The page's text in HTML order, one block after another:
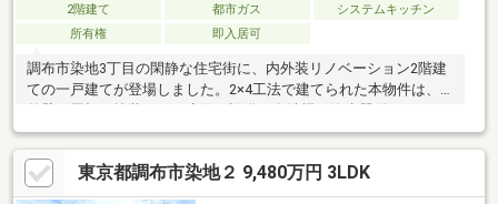
2階建て 都市ガス
システムキッチン
所有権
即入居可
調布市染地3丁目の閑静な住宅街に、内外装リノベーション2階建
ての一戸建てが登場しました。2×4工法で建てられた本物件は、
外壁や屋根の塗装から、水回り設備（食洗機・浄水器付きキッチ
ン、浴室乾燥機付きバスなど）の交換、クロスの張り替えまで細
部まで丁寧に手を加えます。間取りはファミリーにもゆとりある
4LDK。2階の洋室にはウォークインクローゼットやロフトを設け
ているほか、1階には便利なストックヤードもあり、季節物やアウ
東京都調布市染地２ 9,480万円 3LDK